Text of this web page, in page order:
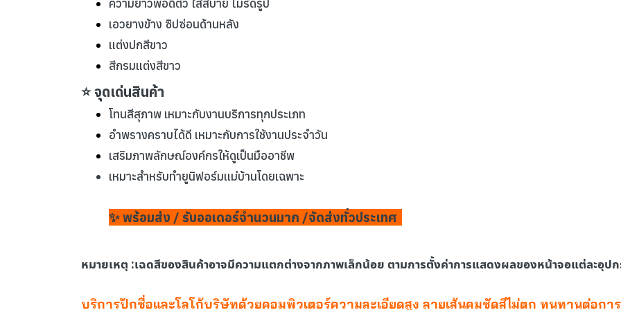
ความยาวพอดีตัว ใส่สบาย ไม่รัดรูป
เอวยางข้าง ซิปซ่อนด้านหลัง
แต่งปกสีขาว
สีกรมแต่งสีขาว
⭐ จุดเด่นสินค้า
โทนสีสุภาพ เหมาะกับงานบริการทุกประเภท
อำพรางคราบได้ดี เหมาะกับการใช้งานประจำวัน
เสริมภาพลักษณ์องค์กรให้ดูเป็นมืออาชีพ
เหมาะสำหรับทำยูนิฟอร์มแม่บ้านโดยเฉพาะ
✨ พร้อมส่ง / รับออเดอร์จำนวนมาก /จัดส่งทั่วประเทศ
หมายเหตุ :เฉดสีของสินค้าอาจมีความแตกต่างจากภาพเล็กน้อย ตามการตั้งค่าการแสดงผลของหน้าจอแต่ละอุป
บริการปักชื่อและโลโก้บริษัทด้วยคอมพิวเตอร์ความละเอียดสูง ลายเส้นคมชัดสีไม่ตก ทนทานต่อกา